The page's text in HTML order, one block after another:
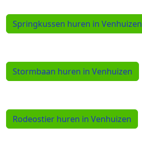
Springkussen huren in Venhuizen
Stormbaan huren in Venhuizen
Rodeostier huren in Venhuizen